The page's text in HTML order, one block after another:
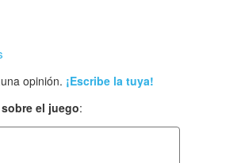
opinión. ¡Escribe la tuya!
el juego: